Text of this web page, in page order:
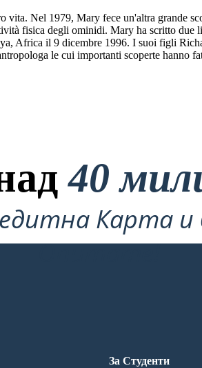
Nel 1979, Mary fece un'altra grande
fisica degli ominidi. Mary ha scritto
Africa il 9 dicembre 1996. I suoi figli
le cui importanti scoperte hanno
40
Карта и
Опитате!
За Студенти